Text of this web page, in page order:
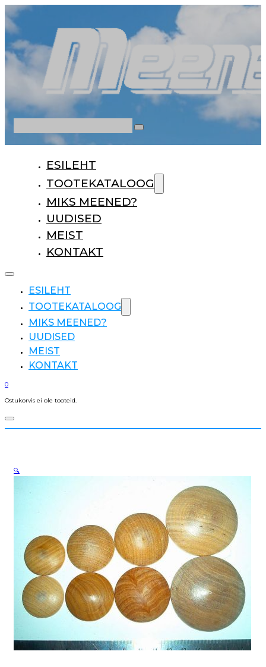
ESILEHT
TOOTEKATALOOG
MIKS MEENED?
UUDISED
MEIST
KONTAKT
ESILEHT
TOOTEKATALOOG
MIKS MEENED?
UUDISED
MEIST
KONTAKT
0
Ostukorvis ei ole tooteid.
🔍